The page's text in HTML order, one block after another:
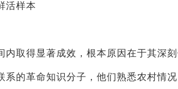
样本
得显著成效，根本原因在于其深刻
系的革命知识分子，他们熟悉农村情